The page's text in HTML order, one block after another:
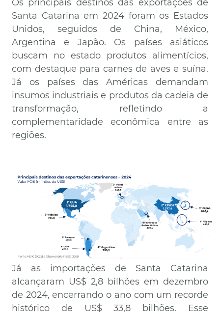
Os principais destinos das exportações de
Santa Catarina em 2024 foram os Estados
Unidos, seguidos de China, México,
Argentina e Japão. Os países asiáticos
buscam no estado produtos alimentícios,
com destaque para carnes de aves e suína.
Já os países das Américas demandam
insumos industriais e produtos da cadeia de
transformação, refletindo a
complementaridade econômica entre as
regiões.
Imagem
Já as importações de Santa Catarina
alcançaram US$ 2,8 bilhões em dezembro
de 2024, encerrando o ano com um recorde
histórico de US$ 33,8 bilhões. Esse